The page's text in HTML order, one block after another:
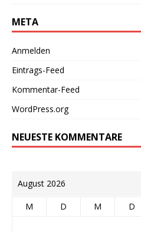
META
Anmelden
Eintrags-Feed
Kommentar-Feed
WordPress.org
NEUESTE KOMMENTARE
August 2026
M D M D